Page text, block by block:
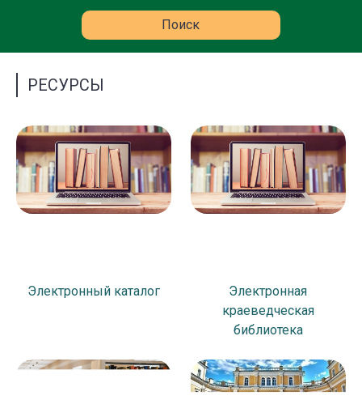
РЕСУРСЫ
Электронный каталог
Электронная
краеведческая
библиотека